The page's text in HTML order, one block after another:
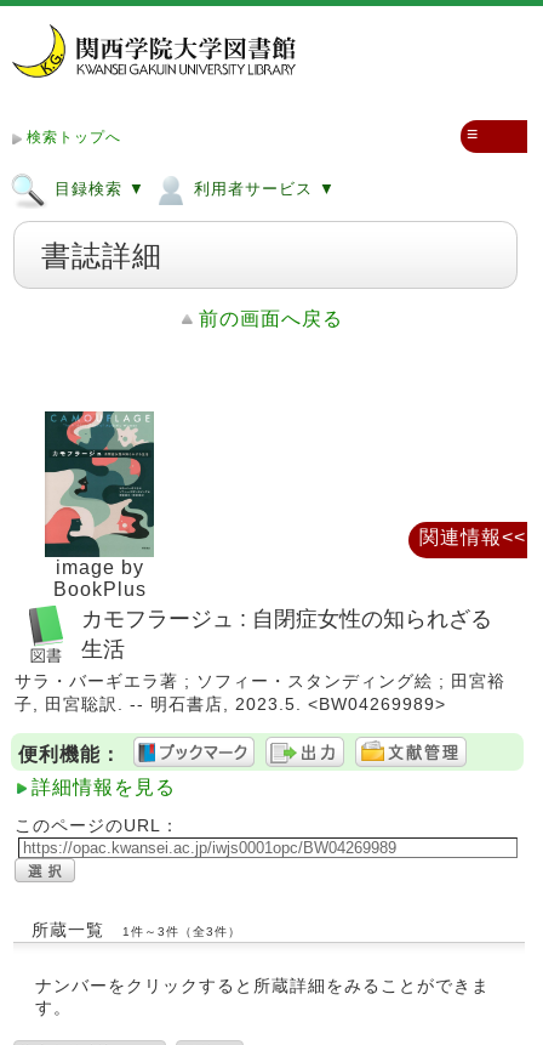
検索トップへ
目録検索 ▼ 利用者サービス ▼
≡
書誌詳細
前の画面へ戻る
image by
BookPlus
カモフラージュ : 自閉症女性の知られざる
生活
サラ・バーギエラ著 ; ソフィー・スタンディング絵 ; 田宮裕
子, 田宮聡訳. -- 明石書店, 2023.5. <BW04269989>
便利機能：
詳細情報を見る
このページのURL：
所蔵一覧 1件～3件（全3件）
ナンバーをクリックすると所蔵詳細をみることができま
す。
関連情報<<